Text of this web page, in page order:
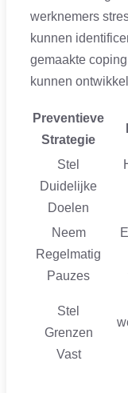
werknemers
kunnen
gemaakte
kunnen
Preventieve
Strategie
Stel
Duidelijke
Doelen
Neem
Regelmatig
Pauzes
Stel
Grenzen
Vast